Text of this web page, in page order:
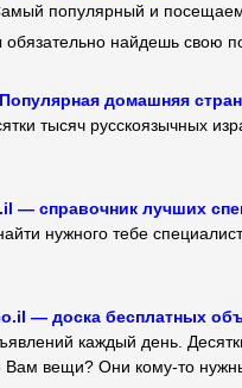
популярный и
обязательно найдешь свою
домашняя
тысяч русскоязычных
— справочник лучших
нужного тебе
— доска бесплатных
каждый день.
Вам вещи? Они кому-то